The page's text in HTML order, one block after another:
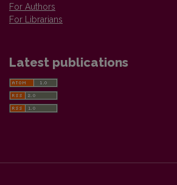
For Authors
For Librarians
Latest publications